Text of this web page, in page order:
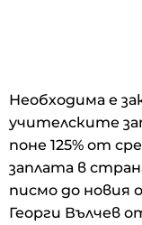
Необходима е
учителските
поне 125% от
заплата в
писмо до новия
Георги Вълчев